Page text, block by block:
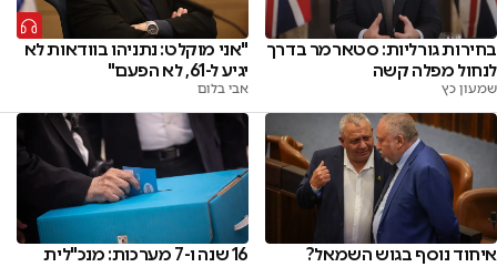
בחירות גורליות: סטארמר בדרך
לנחול מפלה קשה
שמעון כץ
"אני מוקלט: נתניהו בוודאות לא
יגיע ל-61, לא הפעם"
אבי בלום
איחוד נוסף בגוש השמאל?
16 שנה ו-7 מערכות: מנכ"לית